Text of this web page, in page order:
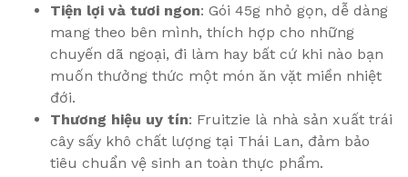
Tiện lợi và tươi ngon: Gói 45g nhỏ gọn, dễ dàng
mang theo bên mình, thích hợp cho những
chuyến dã ngoại, đi làm hay bất cứ khi nào bạn
muốn thưởng thức một món ăn vặt miền nhiệt
đới.
Thương hiệu uy tín: Fruitzie là nhà sản xuất trái
cây sấy khô chất lượng tại Thái Lan, đảm bảo
tiêu chuẩn vệ sinh an toàn thực phẩm.